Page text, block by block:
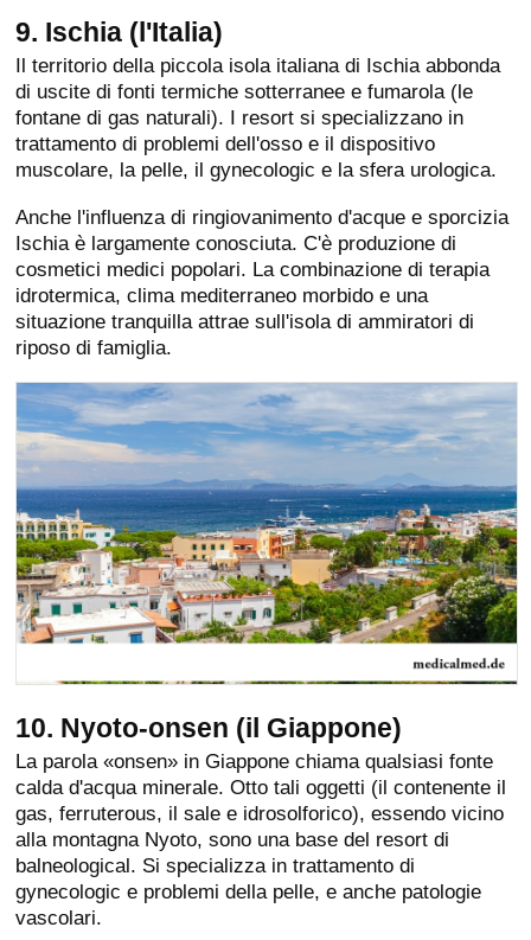
9. Ischia (l'Italia)
Il territorio della piccola isola italiana di Ischia abbonda
di uscite di fonti termiche sotterranee e fumarola (le
fontane di gas naturali). I resort si specializzano in
trattamento di problemi dell'osso e il dispositivo
muscolare, la pelle, il gynecologic e la sfera urologica.
Anche l'influenza di ringiovanimento d'acque e sporcizia
Ischia è largamente conosciuta. C'è produzione di
cosmetici medici popolari. La combinazione di terapia
idrotermica, clima mediterraneo morbido e una
situazione tranquilla attrae sull'isola di ammiratori di
riposo di famiglia.
10. Nyoto-onsen (il Giappone)
La parola «onsen» in Giappone chiama qualsiasi fonte
calda d'acqua minerale. Otto tali oggetti (il contenente il
gas, ferruterous, il sale e idrosolforico), essendo vicino
alla montagna Nyoto, sono una base del resort di
balneological. Si specializza in trattamento di
gynecologic e problemi della pelle, e anche patologie
vascolari.